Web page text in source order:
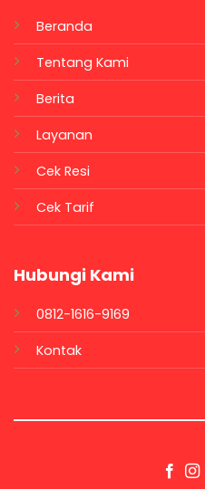
Beranda
Tentang Kami
Berita
Layanan
Cek Resi
Cek Tarif
Hubungi Kami
0812-1616-9169
Kontak